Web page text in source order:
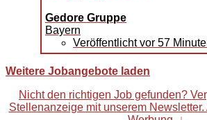
Gedore Gruppe
Bayern
Veröffentlicht vor 57
Weitere Jobangebote laden
Nicht den richtigen Job gefunden?
Stellenanzeige mit unserem